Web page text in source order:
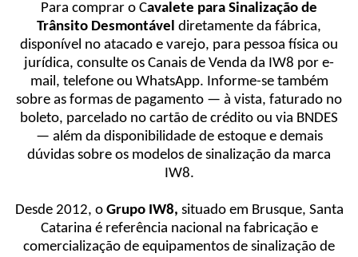
Para comprar o Cavalete para Sinalização de
Trânsito Desmontável diretamente da fábrica,
disponível no atacado e varejo, para pessoa física ou
jurídica, consulte os Canais de Venda da IW8 por e-
mail, telefone ou WhatsApp. Informe-se também
sobre as formas de pagamento — à vista, faturado no
boleto, parcelado no cartão de crédito ou via BNDES
— além da disponibilidade de estoque e demais
dúvidas sobre os modelos de sinalização da marca
IW8.
Desde 2012, o Grupo IW8, situado em Brusque, Santa
Catarina é referência nacional na fabricação e
comercialização de equipamentos de sinalização de